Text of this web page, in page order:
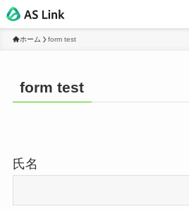
ホーム form test
form test
氏名